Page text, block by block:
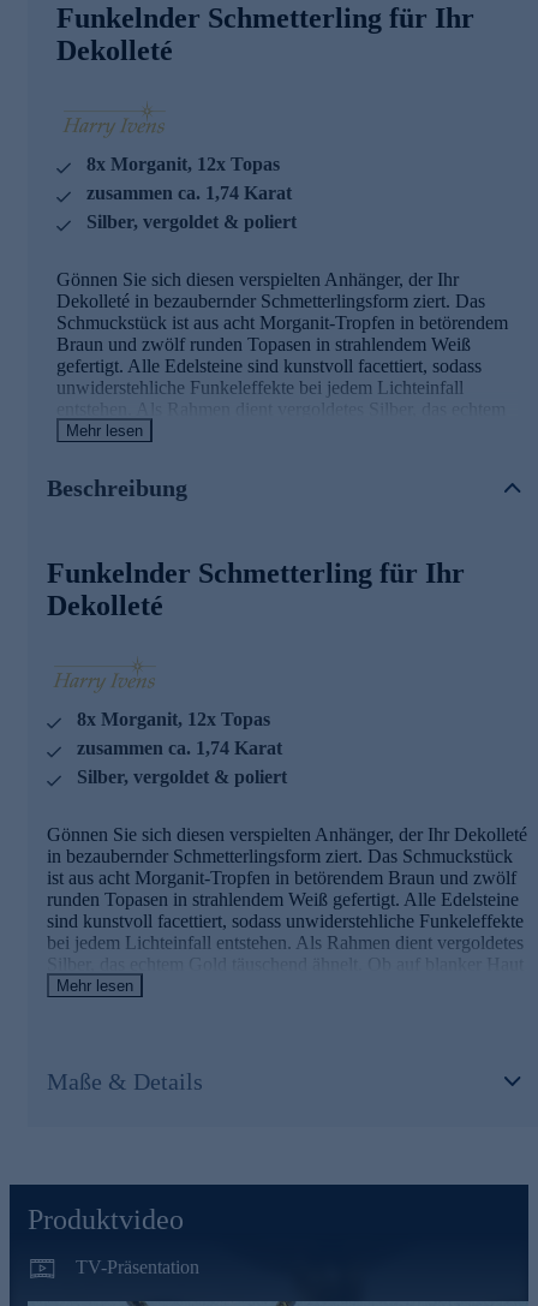
Funkelnder Schmetterling für Ihr
Dekolleté
8x Morganit, 12x Topas
zusammen ca. 1,74 Karat
Silber, vergoldet & poliert
Gönnen Sie sich diesen verspielten Anhänger, der Ihr
Dekolleté in bezaubernder Schmetterlingsform ziert. Das
Schmuckstück ist aus acht Morganit-Tropfen in betörendem
Braun und zwölf runden Topasen in strahlendem Weiß
gefertigt. Alle Edelsteine sind kunstvoll facettiert, sodass
unwiderstehliche Funkeleffekte bei jedem Lichteinfall
entstehen. Als Rahmen dient vergoldetes Silber, das echtem
Gold täuschend ähnelt. Ob auf blanker Haut oder auf einem
finden Sie im Kettensortiment von HSE.
Schmuck in erstklassiger Qualität
Was die Qualität unserer Schmuckstücke betrifft, gehen wir
keine Kompromisse ein.
Aus diesem Grund werden unsere Schmuckwaren von
unserer Qualitätssicherung und seitens des Lieferanten
strengsten Prüfprozessen unterzogen. Unter anderem gehört
dazu die Prüfung auf Konformität mit den Bestimmungen
Mit nur einem Klick gleich bequem und sicher online
bestellen.
Mehr lesen
Beschreibung
Funkelnder Schmetterling für Ihr
Dekolleté
8x Morganit, 12x Topas
zusammen ca. 1,74 Karat
Silber, vergoldet & poliert
Gönnen Sie sich diesen verspielten Anhänger, der Ihr Dekolleté
in bezaubernder Schmetterlingsform ziert. Das Schmuckstück
ist aus acht Morganit-Tropfen in betörendem Braun und zwölf
runden Topasen in strahlendem Weiß gefertigt. Alle Edelsteine
sind kunstvoll facettiert, sodass unwiderstehliche Funkeleffekte
bei jedem Lichteinfall entstehen. Als Rahmen dient vergoldetes
Silber, das echtem Gold täuschend ähnelt. Ob auf blanker Haut
oder auf einem eleganten Pulli, mit dem Anhänger von Harry
enthalten. Eine passende Halskette zu diesem Anhänger finden
Sie im Kettensortiment von HSE.
Was die Qualität unserer Schmuckstücke betrifft, gehen wir
keine Kompromisse ein.
Qualitätssicherung und seitens des Lieferanten strengsten
Mehr lesen
Maße & Details
Produktvideo
TV-Präsentation